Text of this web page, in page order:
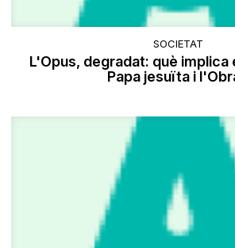
SOCIETAT
L'Opus, degradat: què implica
Papa jesuïta i